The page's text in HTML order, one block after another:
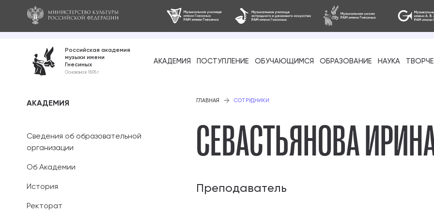
Российская академия
музыки имени
Гнесиных
Основана в 1895 г.
АКАДЕМИЯ ПОСТУПЛЕНИЕ ОБУЧАЮЩИМСЯ ОБРАЗОВАНИЕ НАУКА
Бакалавриат
Специалитет
Магистратура
Аспирантура
АКАДЕМИЯ
Сведения об образовательной
организации
Об Академии
История
Ректорат
ГЛАВНАЯ СОТРУДНИКИ
СЕВАСТЬЯНОВА
Преподаватель